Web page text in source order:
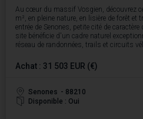
Au cœur du massif Vosgien, découvrez
m², en pleine nature, en lisière de forêt et
entrée de Senones, petite cité de
site bénéficie d'un cadre naturel
réseau de randonnées, trails et circuits
immédiate.
Le terrain est proposé à l'acquisition au
parfaitement viabilisé : eau et
électricité à proximité.
Camping, hébergement insolite,
Achat : 31 503 EUR (€)
Senones - 88210
Disponible : Oui